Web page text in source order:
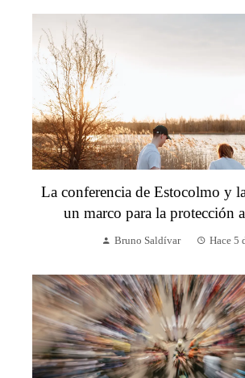
La conferencia de Estocolmo y
un marco para la protección
Bruno Saldívar Hace 5